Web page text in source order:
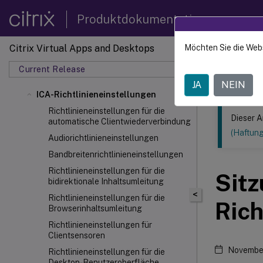
Produktdokumentation
Citrix Virtual Apps and Desktops
Current Release
ICA-Richtlinieneinstellungen
Richtlinieneinstellungen für die
automatische Clientwiederverbindung
Audiorichtlinieneinstellungen
Bandbreitenrichtlinieneinstellungen
Richtlinieneinstellungen für die
bidirektionale Inhaltsumleitung
Richtlinieneinstellungen für die
Browserinhaltsumleitung
Richtlinieneinstellungen für
Clientsensoren
Richtlinieneinstellungen für die
Dieser Inhalt
Citrix
<
Dieser
Möchten Sie die
JA NEIN